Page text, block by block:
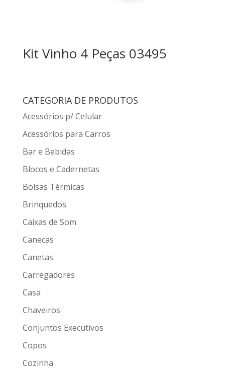
Kit Vinho 4 Peças 03495
CATEGORIA DE PRODUTOS
Acessórios p/ Celular
Acessórios para Carros
Bar e Bebidas
Blocos e Cadernetas
Bolsas Térmicas
Brinquedos
Caixas de Som
Canecas
Canetas
Carregadores
Casa
Chaveiros
Conjuntos Executivos
Copos
Cozinha